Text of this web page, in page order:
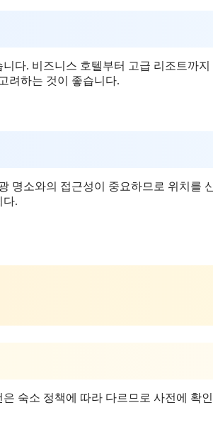
다. 비즈니스 호텔부터 고급 리조트까지
려하는 것이 좋습니다.
명소와의 접근성이 중요하므로 위치를
다.
숙소 정책에 따라 다르므로 사전에 확